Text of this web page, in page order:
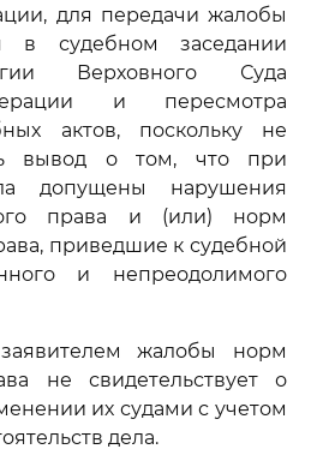
для передачи жалобы
в судебном заседании
Верховного Суда
и пересмотра
актов, поскольку не
вывод о том, что при
допущены нарушения
права и (или) норм
приведшие к судебной
и непреодолимого
жалобы норм
не свидетельствует о
их судами с учетом
дела.